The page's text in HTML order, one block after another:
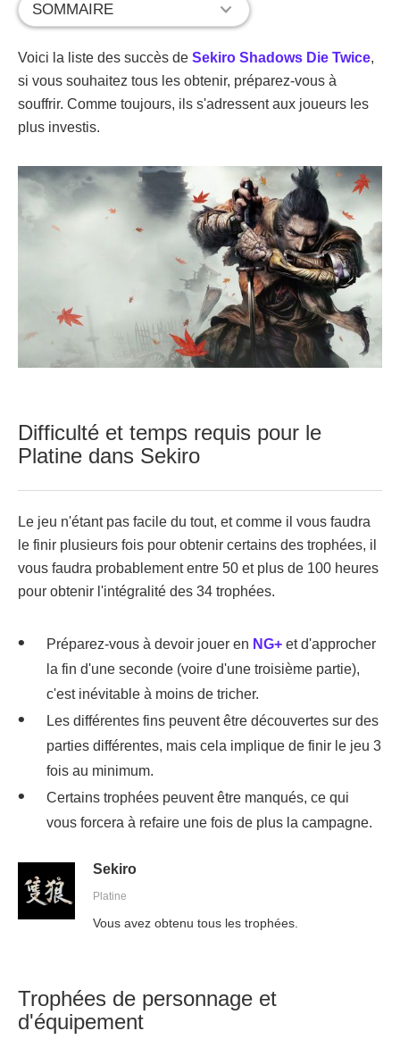
SOMMAIRE
Voici la liste des succès de Sekiro Shadows Die Twice,
si vous souhaitez tous les obtenir, préparez-vous à
souffrir. Comme toujours, ils s'adressent aux joueurs les
plus investis.
Difficulté et temps requis pour le
Platine dans Sekiro
Le jeu n'étant pas facile du tout, et comme il vous faudra
le finir plusieurs fois pour obtenir certains des trophées, il
vous faudra probablement entre 50 et plus de 100 heures
pour obtenir l'intégralité des 34 trophées.
Préparez-vous à devoir jouer en NG+ et d'approcher
la fin d'une seconde (voire d'une troisième partie),
c'est inévitable à moins de tricher.
Les différentes fins peuvent être découvertes sur des
parties différentes, mais cela implique de finir le jeu 3
fois au minimum.
Certains trophées peuvent être manqués, ce qui
vous forcera à refaire une fois de plus la campagne.
Sekiro
Platine
Vous avez obtenu tous les trophées.
Trophées de personnage et
d'équipement